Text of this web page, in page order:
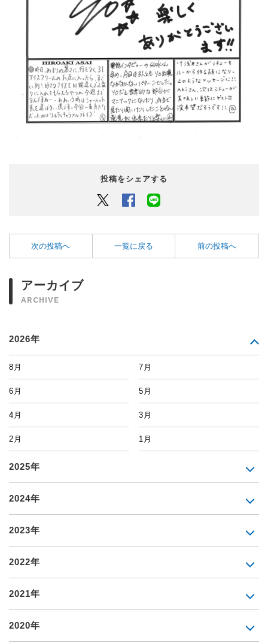
投稿をシェアする
Twitter Facebook
次の投稿へ 一覧に戻る 前の投稿へ
アーカイブ
ARCHIVE
2026年
8月 7月
6月 5月
4月 3月
2月 1月
2025年
2024年
2023年
2022年
2021年
2020年